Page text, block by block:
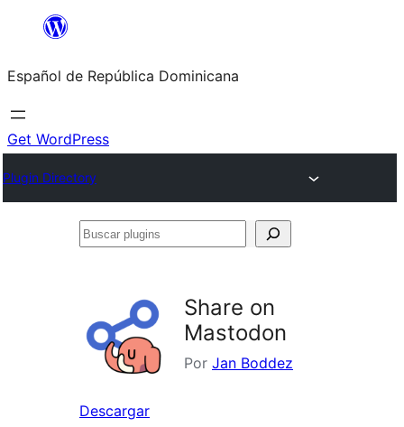
Saltar
contenido
Español de República Dominicana
Get WordPress
Plugin Directory
Buscar
Share on
Mastodon
Por Jan Boddez
Descargar